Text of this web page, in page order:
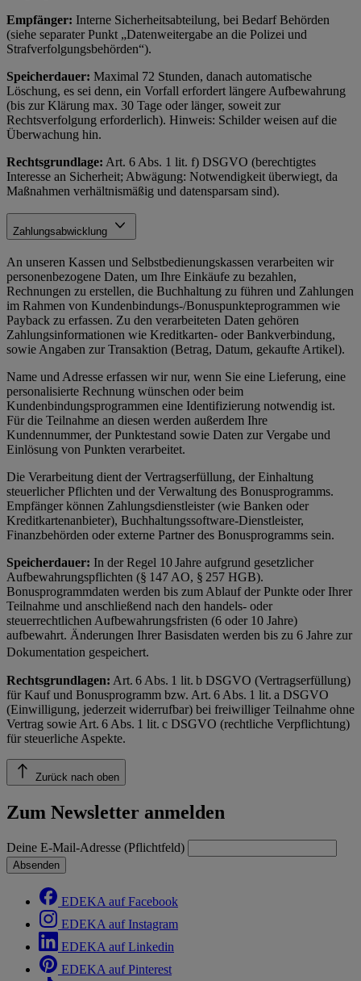
Empfänger: Interne Sicherheitsabteilung, bei Bedarf Behörden
(siehe separater Punkt „Datenweitergabe an die Polizei und
Strafverfolgungsbehörden“).
Speicherdauer: Maximal 72 Stunden, danach automatische
Löschung, es sei denn, ein Vorfall erfordert längere Aufbewahrung
(bis zur Klärung max. 30 Tage oder länger, soweit zur
Rechtsverfolgung erforderlich). Hinweis: Schilder weisen auf die
Überwachung hin.
Rechtsgrundlage: Art. 6 Abs. 1 lit. f) DSGVO (berechtigtes
Interesse an Sicherheit; Abwägung: Notwendigkeit überwiegt, da
Maßnahmen verhältnismäßig und datensparsam sind).
Zahlungsabwicklung
An unseren Kassen und Selbstbedienungskassen verarbeiten wir
personenbezogene Daten, um Ihre Einkäufe zu bezahlen,
Rechnungen zu erstellen, die Buchhaltung zu führen und Zahlungen
im Rahmen von Kundenbindungs-/Bonuspunkteprogrammen wie
Payback zu erfassen. Zu den verarbeiteten Daten gehören
Zahlungsinformationen wie Kreditkarten- oder Bankverbindung,
sowie Angaben zur Transaktion (Betrag, Datum, gekaufte Artikel).
Name und Adresse erfassen wir nur, wenn Sie eine Lieferung, eine
personalisierte Rechnung wünschen oder beim
Kundenbindungsprogrammen eine Identifizierung notwendig ist.
Für die Teilnahme an diesen werden außerdem Ihre
Kundennummer, der Punktestand sowie Daten zur Vergabe und
Einlösung von Punkten verarbeitet.
Die Verarbeitung dient der Vertragserfüllung, der Einhaltung
steuerlicher Pflichten und der Verwaltung des Bonusprogramms.
Empfänger können Zahlungsdienstleister (wie Banken oder
Kreditkartenanbieter), Buchhaltungssoftware-Dienstleister,
Finanzbehörden oder externe Partner des Bonusprogramms sein.
Speicherdauer: In der Regel 10 Jahre aufgrund gesetzlicher
Aufbewahrungspflichten (§ 147 AO, § 257 HGB).
Bonusprogrammdaten werden bis zum Ablauf der Punkte oder Ihrer
Teilnahme und anschließend nach den handels- oder
steuerrechtlichen Aufbewahrungsfristen (6 oder 10 Jahre)
aufbewahrt. Änderungen Ihrer Basisdaten werden bis zu 6 Jahre zur
Dokumentation gespeichert.
Rechtsgrundlagen: Art. 6 Abs. 1 lit. b DSGVO (Vertragserfüllung)
für Kauf und Bonusprogramm bzw. Art. 6 Abs. 1 lit. a DSGVO
(Einwilligung, jederzeit widerrufbar) bei freiwilliger Teilnahme ohne
Vertrag sowie Art. 6 Abs. 1 lit. c DSGVO (rechtliche Verpflichtung)
für steuerliche Aspekte.
Zurück nach oben
Zum Newsletter anmelden
Deine E-Mail-Adresse (Pflichtfeld)
Absenden
EDEKA auf Facebook
EDEKA auf Instagram
EDEKA auf Linkedin
EDEKA auf Pinterest